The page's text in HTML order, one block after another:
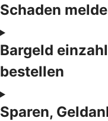
Schaden
Bargeld
bestellen
Sparen,